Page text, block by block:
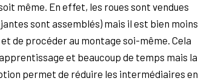
même. En effet, les roues sont vendues
sont assemblés) mais il est bien moins
de procéder au montage soi-même. Cela
et beaucoup de temps mais la
permet de réduire les intermédiaires en